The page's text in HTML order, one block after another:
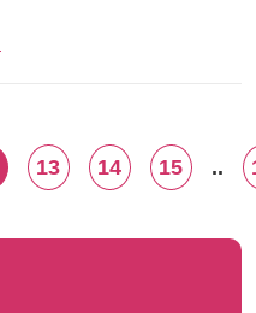
13 14 15 ..